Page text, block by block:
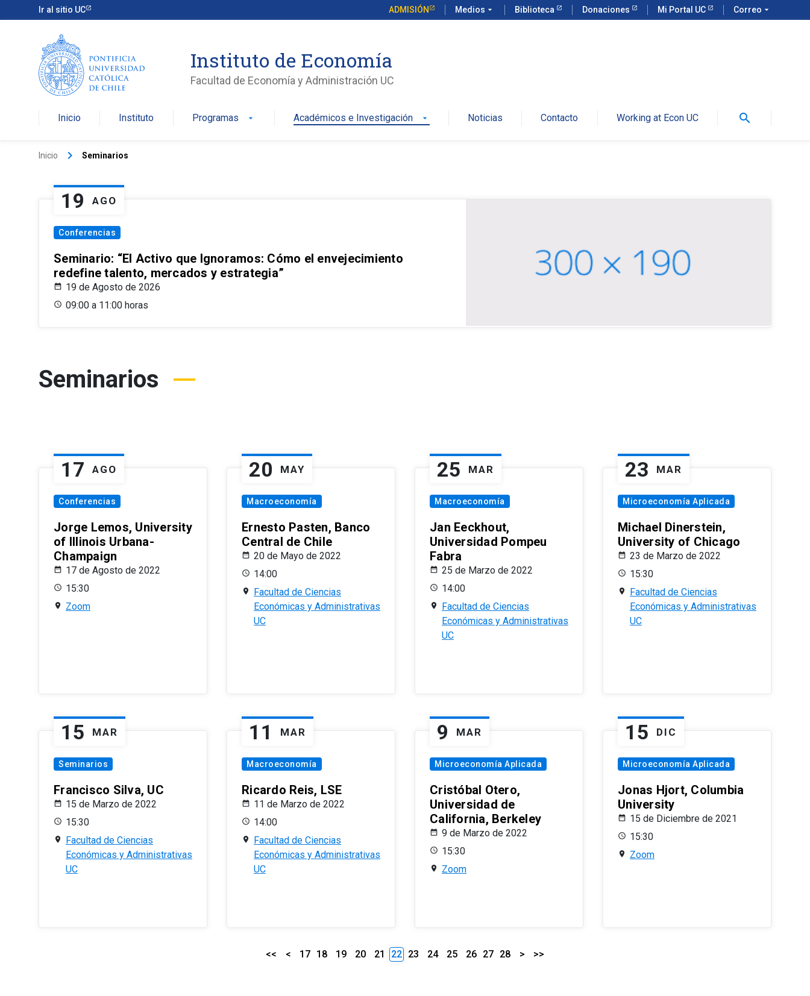
Ir al sitio UC ADMISIÓN Medios arrow_drop_down Biblioteca Donaciones Mi Portal UC Correo arrow_drop_down
Instituto de Economía
Facultad de Economía y Administración UC
Inicio Instituto Programas arrow_drop_down Académicos e Investigación arrow_drop_down Noticias Contacto Working at Econ UC search
Inicio keyboard_arrow_right Seminarios
19 AGO
Conferencias
Seminario: “El Activo que Ignoramos: Cómo el envejecimiento
redefine talento, mercados y estrategia”
19 de Agosto de 2026
09:00 a 11:00 horas
Seminarios
17 AGO
Conferencias
Jorge Lemos, University
of Illinois Urbana-
Champaign
17 de Agosto de 2022
15:30
Zoom
20 MAY
Macroeconomía
Ernesto Pasten, Banco
Central de Chile
20 de Mayo de 2022
14:00
Facultad de Ciencias
Económicas y Administrativas
UC
25 MAR
Macroeconomía
Jan Eeckhout,
Universidad Pompeu
Fabra
25 de Marzo de 2022
14:00
Facultad de Ciencias
Económicas y Administrativas
UC
23 MAR
Microeconomía Aplicada
Michael Dinerstein,
University of Chicago
23 de Marzo de 2022
15:30
Facultad de Ciencias
Económicas y Administrativas
UC
15 MAR
Seminarios
Francisco Silva, UC
15 de Marzo de 2022
15:30
Facultad de Ciencias
Económicas y Administrativas
UC
11 MAR
Macroeconomía
Ricardo Reis, LSE
11 de Marzo de 2022
14:00
Facultad de Ciencias
Económicas y Administrativas
UC
9 MAR
Microeconomía Aplicada
Cristóbal Otero,
Universidad de
California, Berkeley
9 de Marzo de 2022
15:30
Zoom
15 DIC
Microeconomía Aplicada
Jonas Hjort, Columbia
University
15 de Diciembre de 2021
15:30
Zoom
<< < 17 18 19 20 21 22 23 24 25 26 27 28 > >>